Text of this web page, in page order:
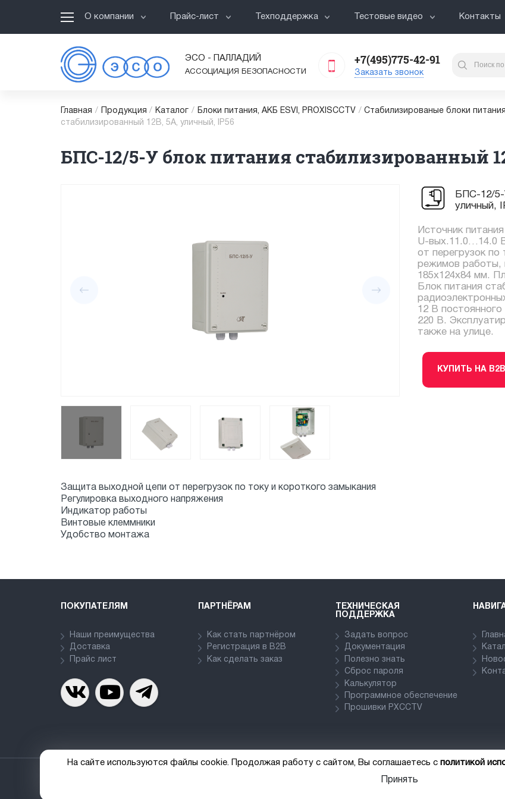
О компании Прайс-лист Техподдержка Тестовые видео Контакты
ЭСО - ПАЛЛАДИЙ
АССОЦИАЦИЯ БЕЗОПАСНОСТИ
+7(495)775-42-91
Заказать звонок
Главная / Продукция / Каталог / Блоки питания, АКБ ESVI, PROXISCCTV / Cтабилизированые блоки
стабилизированный 12В, 5А, уличный, IP56
БПС-12/5-У блок питания стабилизированный
БПС-12/5-
уличный,
Источник
U-вых.11.0…14.0
от перегрузок по
режимов работы,
185х124х84 мм.
Блок питания
12 В
220 В.
также на улице.
КУПИТЬ НА
Защита выходной цепи от перегрузок по току и короткого замыкания
Регулировка выходного напряжения
Индикатор работы
Винтовые клеммники
Удобство монтажа
ПОКУПАТЕЛЯМ
Наши преимущества
Доставка
Прайс лист
ПАРТНЁРАМ
Как стать партнёром
Регистрация в В2В
Как сделать заказ
ТЕХНИЧЕСКАЯ
ПОДДЕРЖКА
Задать вопрос
Документация
Полезно знать
Сброс пароля
Калькулятор
Программное обеспечение
Прошивки PXCCTV
Пользовательское соглашение
На сайте используются файлы cookie. Продолжая работу с сайтом, Вы соглашаетесь с политикой
Принять